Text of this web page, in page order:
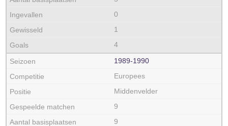
0
1
4
1989‑1990
Europees
Middenvelder
9
9